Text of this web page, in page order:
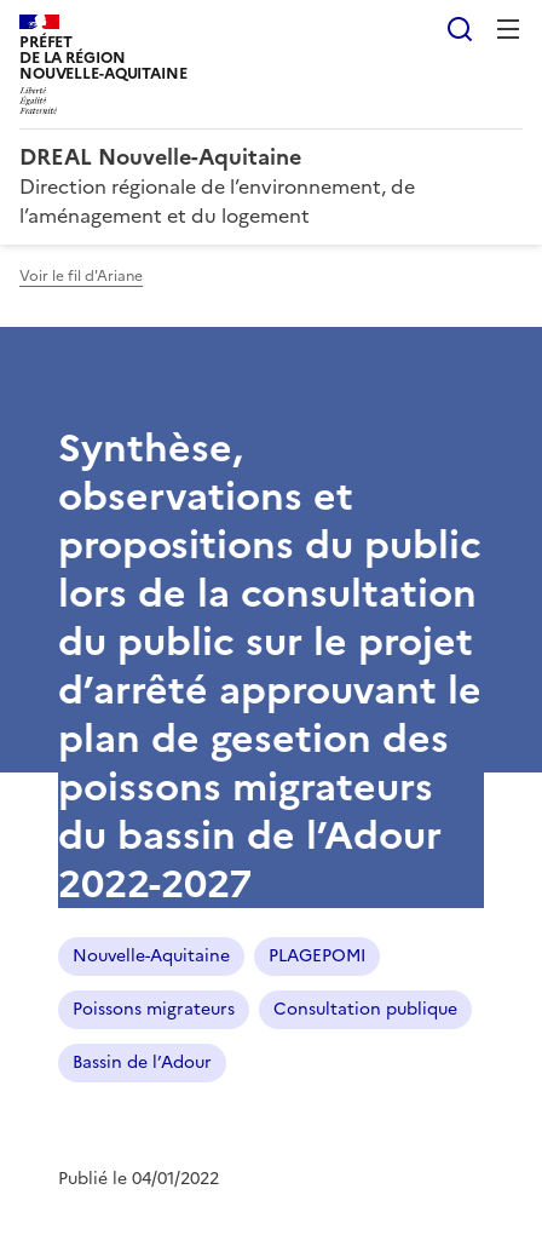
PRÉFET
DE LA RÉGION
NOUVELLE-AQUITAINE
DREAL Nouvelle-Aquitaine
Direction régionale de l’environnement, de
l’aménagement et du logement
Voir le fil d'Ariane
Synthèse,
observations et
propositions du public
lors de la consultation
du public sur le projet
d’arrêté approuvant le
plan de gesetion des
poissons migrateurs
du bassin de l’Adour
2022-2027
Nouvelle-Aquitaine PLAGEPOMI
Poissons migrateurs Consultation publique
Bassin de l’Adour
Publié le 04/01/2022